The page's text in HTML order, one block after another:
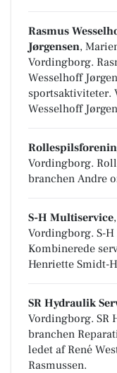
Rasmus
Jørgensen,
Vordingborg.
Wesselhoff
sportsaktiviteter.
Wesselhoff
Vordingborg.
branchen Andre
S-H Multiservice
Vordingborg. S-
Kombinerede
Henriette Smidt-
SR Hydraulik
Vordingborg. SR
branchen
ledet af René
Rasmussen.